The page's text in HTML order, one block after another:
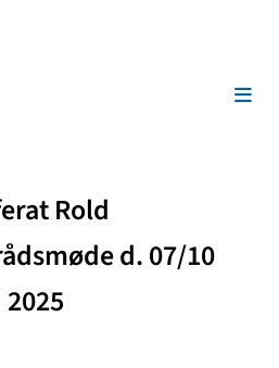
Rold
d. 07/10
2025